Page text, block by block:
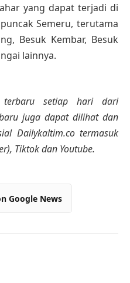
yang dapat terjadi di
Semeru, terutama
Besuk Kembar, Besuk
lainnya.
setiap hari dari
juga dapat dilihat dan
Dailykaltim.co termasuk
Tiktok dan Youtube.
Google News